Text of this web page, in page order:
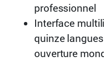
professionnel
Interface
quinze
ouverture